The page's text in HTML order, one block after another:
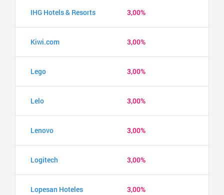
IHG Hotels & Resorts 3,00%
Kiwi.com 3,00%
Lego 3,00%
Lelo 3,00%
Lenovo 3,00%
Logitech 3,00%
Lopesan Hoteles 3,00%